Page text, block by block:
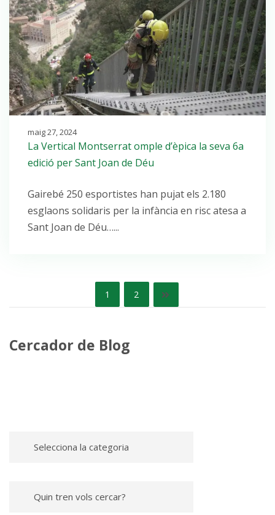
maig 27, 2024
La Vertical Montserrat omple d’èpica la seva 6a
edició per Sant Joan de Déu
Gairebé 250 esportistes han pujat els 2.180
esglaons solidaris per la infància en risc atesa a
Sant Joan de Déu…...
de
entrades
1 2
Cercador de Blog